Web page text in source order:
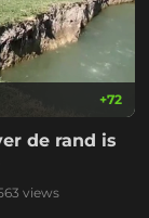
+72
de rand is
views